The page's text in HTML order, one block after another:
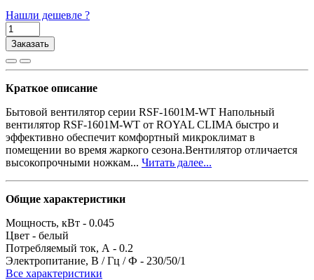
Нашли дешевле ?
Заказать
Краткое описание
Бытовой вентилятор серии RSF-1601M-WT Напольный
вентилятор RSF-1601M-WT от ROYAL CLIMA быстро и
эффективно обеспечит комфортный микроклимат в
помещении во время жаркого сезона.Вентилятор отличается
высокопрочными ножкам... Читать далее...
Общие характеристики
Мощность, кВт - 0.045
Цвет - белый
Потребляемый ток, А - 0.2
Электропитание, В / Гц / Ф - 230/50/1
Все характеристики